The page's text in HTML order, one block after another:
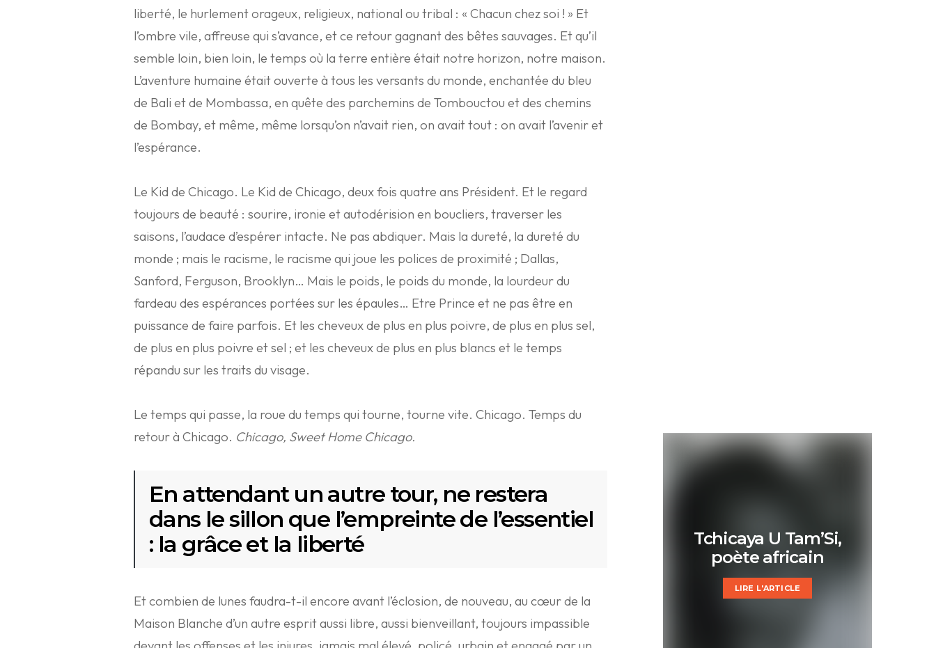
liberté, le hurlement orageux, religieux, national ou tribal : « Chacun chez soi ! » Et
l’ombre vile, affreuse qui s’avance, et ce retour gagnant des bêtes sauvages. Et qu’il
semble loin, bien loin, le temps où la terre entière était notre horizon, notre maison.
L’aventure humaine était ouverte à tous les versants du monde, enchantée du bleu
de Bali et de Mombassa, en quête des parchemins de Tombouctou et des chemins
de Bombay, et même, même lorsqu’on n’avait rien, on avait tout : on avait l’avenir et
l’espérance.
Le Kid de Chicago. Le Kid de Chicago, deux fois quatre ans Président. Et le regard
toujours de beauté : sourire, ironie et autodérision en boucliers, traverser les
saisons, l’audace d’espérer intacte. Ne pas abdiquer. Mais la dureté, la dureté du
monde ; mais le racisme, le racisme qui joue les polices de proximité ; Dallas,
Sanford, Ferguson, Brooklyn… Mais le poids, le poids du monde, la lourdeur du
fardeau des espérances portées sur les épaules… Etre Prince et ne pas être en
puissance de faire parfois. Et les cheveux de plus en plus poivre, de plus en plus sel,
de plus en plus poivre et sel ; et les cheveux de plus en plus blancs et le temps
répandu sur les traits du visage.
Le temps qui passe, la roue du temps qui tourne, tourne vite. Chicago. Temps du
retour à Chicago. Chicago, Sweet Home Chicago.
En attendant un autre tour, ne restera
dans le sillon que l’empreinte de l’essentiel
: la grâce et la liberté
Et combien de lunes faudra-t-il encore avant l’éclosion, de nouveau, au cœur de la
Maison Blanche d’un autre esprit aussi libre, aussi bienveillant, toujours impassible
Tchicaya U Tam’Si,
poète africain
LIRE L'ARTICLE